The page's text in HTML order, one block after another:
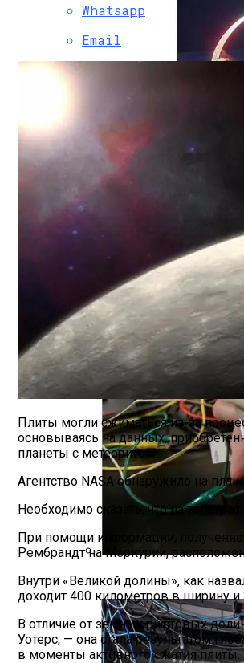
Новая Технология
Представлено
Whatsapp
Email
Плиты могли сжиматься из-за
основываясь на данных,
планеты с метеоритом.
Агентство NASA обнаружило на
Необходимо сказать, что на
При помощи информации,
Рембрандт на Меркурии,
Внутри «Великой долины», как
доходит 400 километров в ширину и
В отличие от земных рифтовых
Уотерс, — она стала результатом
в моменты активного сжатия плиты.